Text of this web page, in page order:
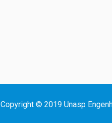
Copyright © 2019 Unasp